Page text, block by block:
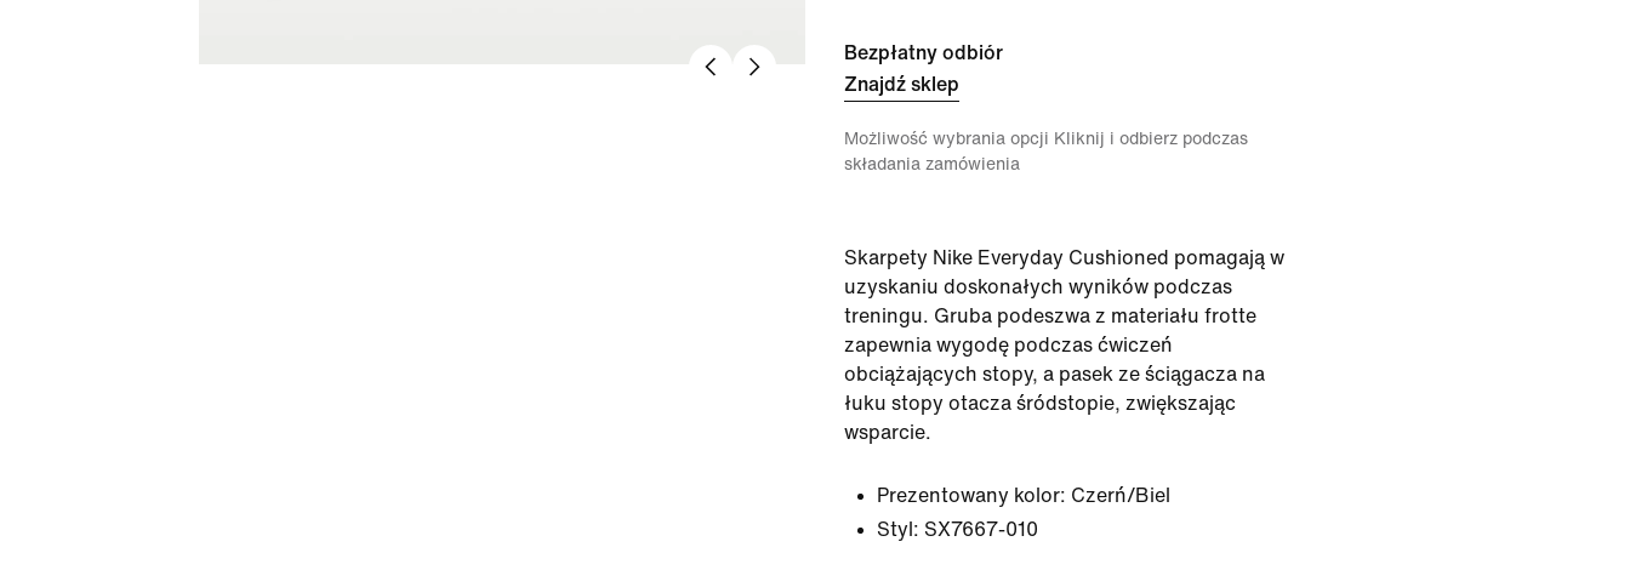
Bezpłatny odbiór
Znajdź sklep
Możliwość wybrania opcji Kliknij i odbierz podczas
składania zamówienia
Skarpety Nike Everyday Cushioned pomagają w
uzyskaniu doskonałych wyników podczas
treningu. Gruba podeszwa z materiału frotte
zapewnia wygodę podczas ćwiczeń
obciążających stopy, a pasek ze ściągacza na
łuku stopy otacza śródstopie, zwiększając
wsparcie.
Prezentowany kolor: Czerń/Biel
Styl: SX7667-010